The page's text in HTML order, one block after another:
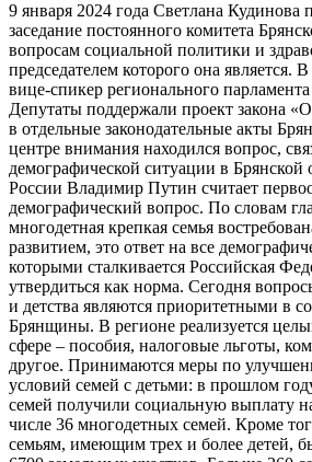
9 января 2024 года Светлана Кудинова
заседание постоянного комитета
вопросам социальной политики и
председателем которого она является.
вице-спикер регионального
Депутаты поддержали проект закона
в отдельные законодательные акты
центре внимания находился вопрос,
демографической ситуации в Брянской
России Владимир Путин считает
демографический вопрос. По словам
многодетная крепкая семья
развитием, это ответ на все
которыми сталкивается Российская
утвердиться как норма. Сегодня
и детства являются приоритетными в
Брянщины. В регионе реализуется
сфере – пособия, налоговые льготы,
другое. Принимаются меры по
условий семей с детьми: в прошлом
семей получили социальную выплату
числе 36 многодетных семей. Кроме
семьям, имеющим трех и более детей,